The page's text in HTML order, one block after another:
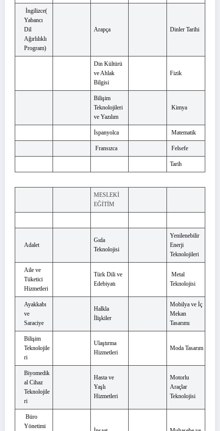
İngilizce(
Yabancı
Dil
Ağırlılıklı
Program)
Arapça Dinler Tarihi
Din Kültürü
ve Ahlak
Bilgisi
Fizik
Bilişim
Teknolojileri
ve Yazılım
Kimya
İspanyolca Matematik
Fransızca Felsefe
Tarih
MESLEKİ
EĞİTİM
Adalet
Gıda
Teknolojisi
Yenilenebilir
Enerji
Teknolojileri
Aile ve
Tüketici
Hizmetleri
Türk Dili ve
Edebiyatı
Metal
Teknolojisi
Ayakkabı
ve
Saraciye
Halkla
İlişkiler
Mobilya ve İç
Mekan
Tasarımı
Bilişim
Teknolojile
ri
Ulaştırma
Hizmetleri
Moda Tasarım
Biyomedik
al Cihaz
Teknolojile
ri
Hasta ve
Yaşlı
Hizmetleri
Motorlu
Araçlar
Teknolojisi
Büro
Yönetimi